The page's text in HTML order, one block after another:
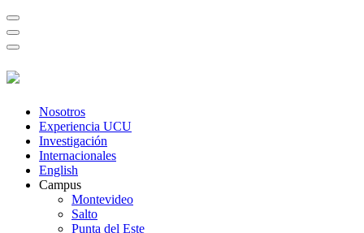
Nosotros
Experiencia UCU
Investigación
Internacionales
English
Campus
Montevideo
Salto
Punta del Este